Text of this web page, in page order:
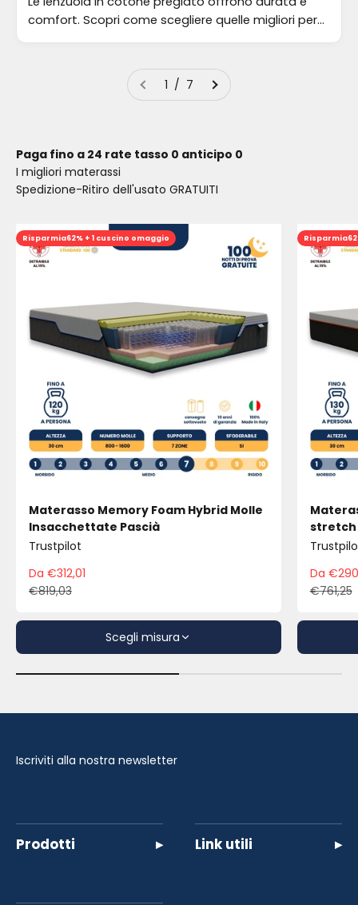
comfort. Scopri come scegliere quelle migliori per
un sonno di qualità.
1 / 7
Paga fino a 24 rate tasso 0 anticipo 0
I migliori materassi
Spedizione-Ritiro dell'usato GRATUITI
Risparmia62% + 1 cuscino omaggio
Materasso Memory Foam Hybrid Molle
Insacchettate Pascià
Trustpilot
Prezzo scontato
Da €312,01
Prezzo
€819,03
Scegli misura
Risparmia
stretch
Da
€761,25
Iscriviti alla nostra newsletter
Prodotti ▸ Link utili ▸